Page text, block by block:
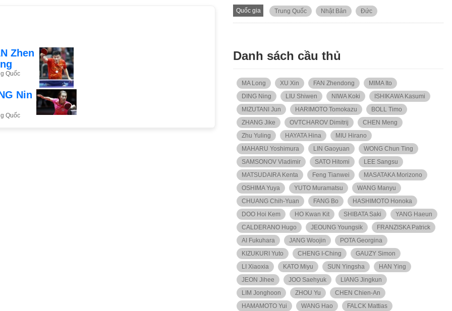
Zhen
Quốc
Nin
Quốc
Quốc gia Trung Quốc Nhật Bản Đức
Danh sách cầu thủ
MA Long XU Xin FAN Zhendong
MIMA Ito
DING Ning
LIU Shiwen NIWA Koki
ISHIKAWA Kasumi
MIZUTANI Jun
HARIMOTO Tomokazu
BOLL Timo
ZHANG Jike
OVTCHAROV Dimitrij
CHEN Meng
Zhu Yuling
HAYATA Hina
MIU Hirano
MAHARU Yoshimura
LIN Gaoyuan
WONG Chun Ting
SAMSONOV Vladimir
SATO Hitomi
LEE Sangsu
MATSUDAIRA Kenta
Feng Tianwei
MASATAKA Morizono
OSHIMA Yuya
YUTO Muramatsu
WANG Manyu
CHUANG Chih-Yuan
FANG Bo
HASHIMOTO Honoka
DOO Hoi Kem
HO Kwan Kit SHIBATA Saki
YANG Haeun
CALDERANO Hugo
JEOUNG Youngsik
FRANZISKA Patrick
AI Fukuhara
JANG Woojin
POTA Georgina
KIZUKURI Yuto
CHENG I-Ching
GAUZY Simon
LI Xiaoxia
KATO Miyu SUN Yingsha
HAN Ying
JEON Jihee
JOO Saehyuk
LIANG Jingkun
LIM Jonghoon
ZHOU Yu
CHEN Chien-An
HAMAMOTO Yui
WANG Hao
FALCK Mattias